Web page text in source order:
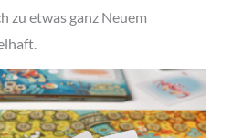
zu etwas ganz Neuem